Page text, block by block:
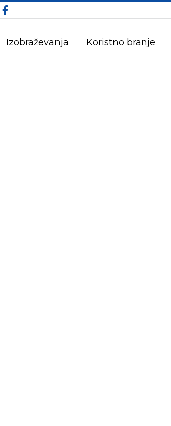
Izobraževanja Koristno branje